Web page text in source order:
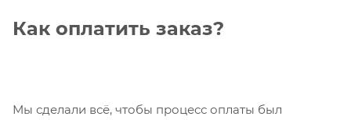
Как оплатить заказ?
Мы сделали всё, чтобы процесс оплаты был